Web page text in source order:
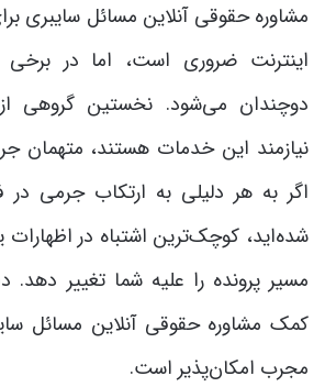
مشاوره حقوقی آنلاین مسائل سایبری
اینترنت ضروری است، اما در
دوچندان می‌شود. نخستین گروهی
نیازمند این خدمات هستند، متهمان
اگر به هر دلیلی به ارتکاب جرمی
شده‌اید، کوچک‌ترین اشتباه در اظهارات
مسیر پرونده را علیه شما تغییر دهد.
کمک مشاوره حقوقی آنلاین مسائل
مجرب امکان‌پذیر است.